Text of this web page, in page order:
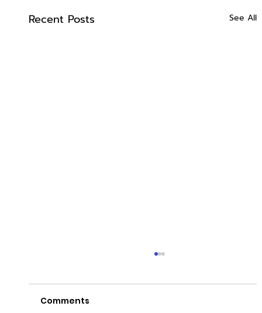
Recent Posts See All
Comments